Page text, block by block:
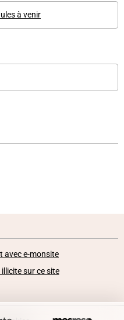
à venir
avec e-monsite
sur ce site